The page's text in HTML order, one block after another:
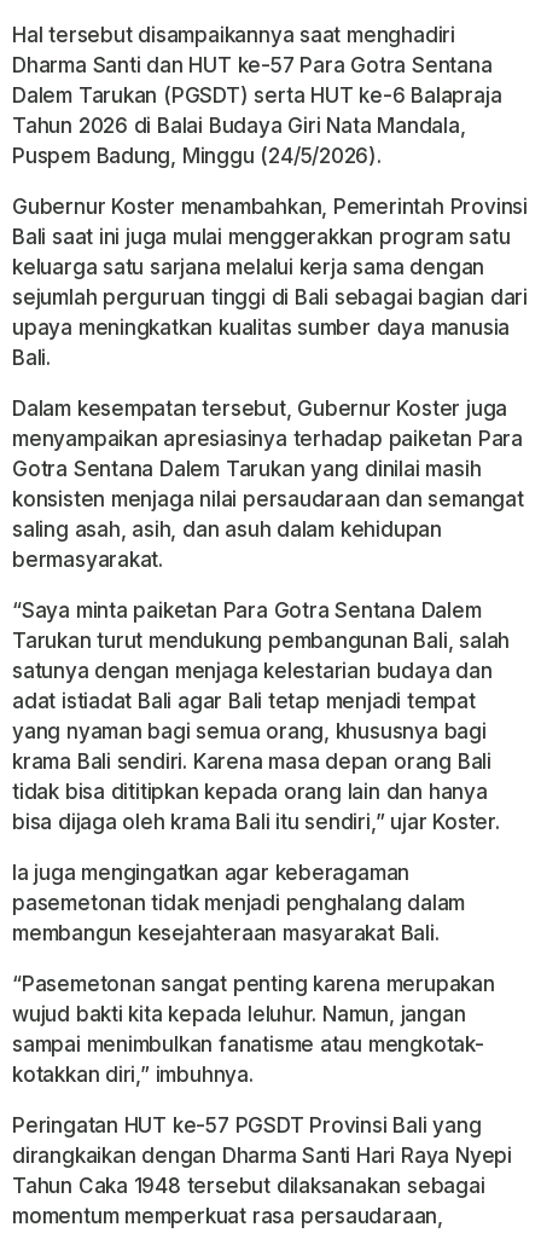
Hal tersebut disampaikannya saat menghadiri
Dharma Santi dan HUT ke-57 Para Gotra Sentana
Dalem Tarukan (PGSDT) serta HUT ke-6 Balapraja
Tahun 2026 di Balai Budaya Giri Nata Mandala,
Puspem Badung, Minggu (24/5/2026).
Gubernur Koster menambahkan, Pemerintah Provinsi
Bali saat ini juga mulai menggerakkan program satu
keluarga satu sarjana melalui kerja sama dengan
sejumlah perguruan tinggi di Bali sebagai bagian dari
upaya meningkatkan kualitas sumber daya manusia
Bali.
Dalam kesempatan tersebut, Gubernur Koster juga
menyampaikan apresiasinya terhadap paiketan Para
Gotra Sentana Dalem Tarukan yang dinilai masih
konsisten menjaga nilai persaudaraan dan semangat
saling asah, asih, dan asuh dalam kehidupan
bermasyarakat.
“Saya minta paiketan Para Gotra Sentana Dalem
Tarukan turut mendukung pembangunan Bali, salah
satunya dengan menjaga kelestarian budaya dan
adat istiadat Bali agar Bali tetap menjadi tempat
yang nyaman bagi semua orang, khususnya bagi
krama Bali sendiri. Karena masa depan orang Bali
tidak bisa dititipkan kepada orang lain dan hanya
bisa dijaga oleh krama Bali itu sendiri,” ujar Koster.
Ia juga mengingatkan agar keberagaman
pasemetonan tidak menjadi penghalang dalam
membangun kesejahteraan masyarakat Bali.
“Pasemetonan sangat penting karena merupakan
wujud bakti kita kepada leluhur. Namun, jangan
sampai menimbulkan fanatisme atau mengkotak-
kotakkan diri,” imbuhnya.
Peringatan HUT ke-57 PGSDT Provinsi Bali yang
dirangkaikan dengan Dharma Santi Hari Raya Nyepi
Tahun Caka 1948 tersebut dilaksanakan sebagai
momentum memperkuat rasa persaudaraan,